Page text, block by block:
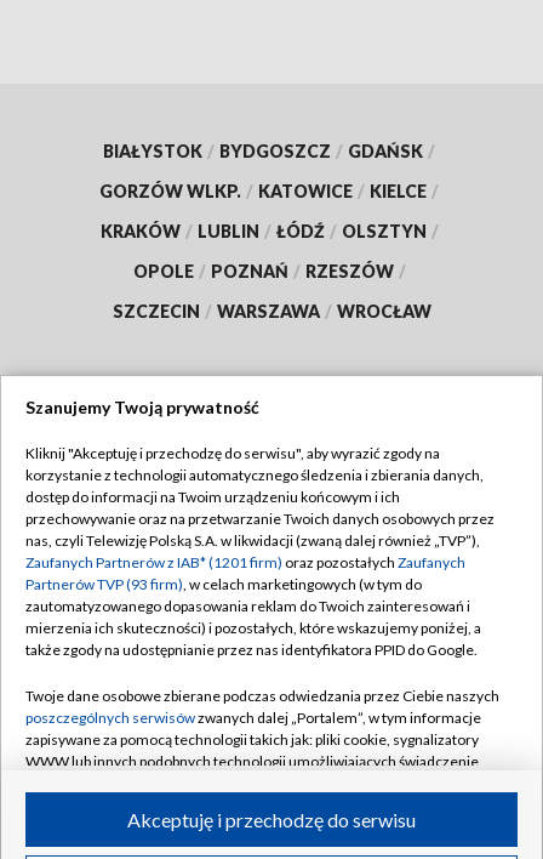
BIAŁYSTOK / BYDGOSZCZ / GDAŃSK /
GORZÓW WLKP. / KATOWICE / KIELCE /
KRAKÓW / LUBLIN / ŁÓDŹ / OLSZTYN /
OPOLE / POZNAŃ / RZESZÓW /
SZCZECIN / WARSZAWA / WROCŁAW
TVP
Abonament TVP
Emisja w TVP
Centrum informacji TVP
Naziemna Telewizja Cyfrowa
Rada Programowa
System NOS
Informacje o nadawcy
Program dla prasy
Regulamin TVP
Polityka prywatności
Moje zgody
Pomoc
Kontakt
Kanały
Szanujemy Twoją prywatność
Kliknij "Akceptuję i przechodzę do serwisu", aby wyrazić zgody na
korzystanie z technologii automatycznego śledzenia i zbierania danych,
dostęp do informacji na Twoim urządzeniu końcowym i ich
przechowywanie oraz na przetwarzanie Twoich danych osobowych przez
nas, czyli Telewizję Polską S.A. w likwidacji (zwaną dalej również „TVP”),
Zaufanych Partnerów z IAB* (1201 firm) oraz pozostałych Zaufanych
Partnerów TVP (93 firm), w celach marketingowych (w tym do
zautomatyzowanego dopasowania reklam do Twoich zainteresowań i
mierzenia ich skuteczności) i pozostałych, które wskazujemy poniżej, a
także zgody na udostępnianie przez nas identyfikatora PPID do Google.
Twoje dane osobowe zbierane podczas odwiedzania przez Ciebie naszych
poszczególnych serwisówzwanych dalej „Portalem”, w tym informacje
zapisywane za pomocą technologii takich jak: pliki cookie, sygnalizatory
WWW lub innych podobnych technologii umożliwiających świadczenie
ruchu w Internecie.Akceptuję i przechodzę do serwisu